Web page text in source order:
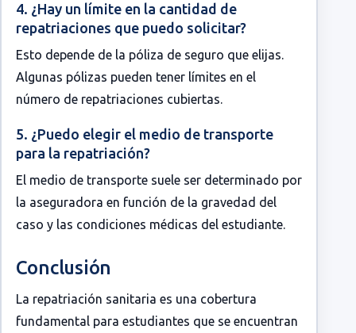
4. ¿Hay un límite en la cantidad de
repatriaciones que puedo solicitar?
Esto depende de la póliza de seguro que elijas.
Algunas pólizas pueden tener límites en el
número de repatriaciones cubiertas.
5. ¿Puedo elegir el medio de transporte
para la repatriación?
El medio de transporte suele ser determinado por
la aseguradora en función de la gravedad del
caso y las condiciones médicas del estudiante.
Conclusión
La repatriación sanitaria es una cobertura
fundamental para estudiantes que se encuentran